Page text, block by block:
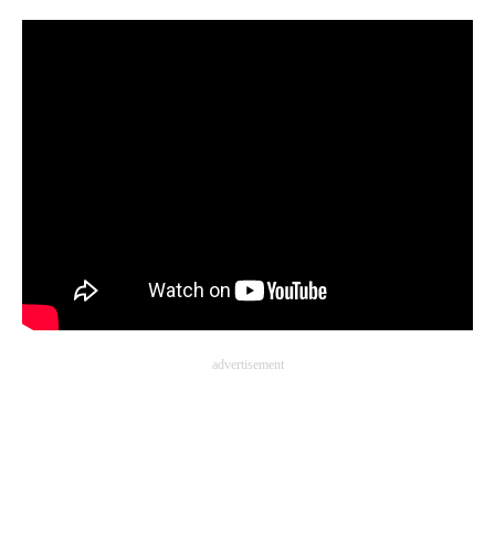
企業向けIT製品の総合サイト
IT製品の技術・比較・事例advertisement